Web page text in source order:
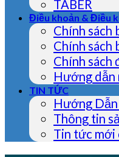
TABER
Điều khoản & Điều
Chính sách
Chính sách
Chính sách
Hướng dẫn
TIN TỨC
Hướng
Thông tin
Tin tức mới